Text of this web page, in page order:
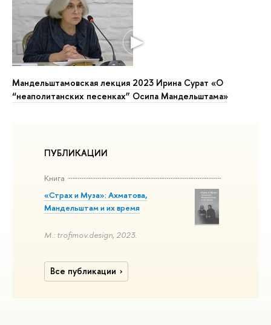
Мандельштамовская лекция 2023 Ирина Сурат «О
“неаполитанских песенках” Осипа Мандельштама»
ПУБЛИКАЦИИ
Книга
«Страх и Муза»: Ахматова,
Мандельштам и их время
М.: trofimov.design, 2023.
Все публикации